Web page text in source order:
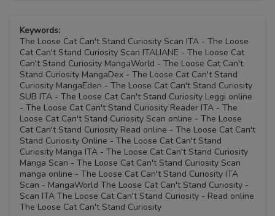
Keywords:
The Loose Cat Can't Stand Curiosity Scan ITA - The Loose
Cat Can't Stand Curiosity Scan ITALIANE - The Loose Cat
Can't Stand Curiosity MangaWorld - The Loose Cat Can't
Stand Curiosity MangaDex - The Loose Cat Can't Stand
Curiosity MangaEden - The Loose Cat Can't Stand Curiosity
SUB ITA - The Loose Cat Can't Stand Curiosity Leggi online
- The Loose Cat Can't Stand Curiosity Reader ITA - The
Loose Cat Can't Stand Curiosity Scan online - The Loose
Cat Can't Stand Curiosity Read online - The Loose Cat Can't
Stand Curiosity Online - The Loose Cat Can't Stand
Curiosity Manga ITA - The Loose Cat Can't Stand Curiosity
Manga Scan - The Loose Cat Can't Stand Curiosity Scan
manga online - The Loose Cat Can't Stand Curiosity ITA
Scan - MangaWorld The Loose Cat Can't Stand Curiosity -
Scan ITA The Loose Cat Can't Stand Curiosity - Read online
The Loose Cat Can't Stand Curiosity